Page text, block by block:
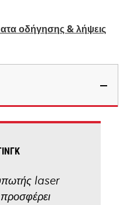
οδήγησης & λήψεις
laser